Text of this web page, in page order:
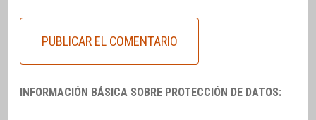
INFORMACIÓN BÁSICA SOBRE PROTECCIÓN DE DATOS: